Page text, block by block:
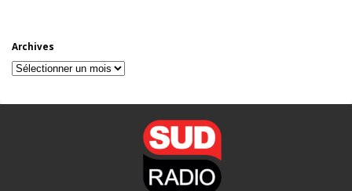
Archives
Archives